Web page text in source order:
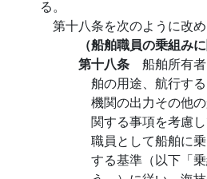
る。
第十八条を次のように改め
（船舶職員の乗組み
第十八条 船舶所有
舶の用途、航行す
機関の出力その他
関する事項を考慮
職員として船舶に
する基準（以下「